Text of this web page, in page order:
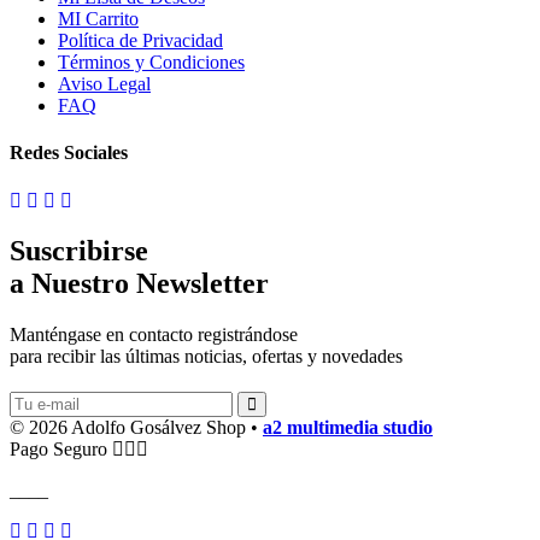
MI Carrito
Política de Privacidad
Términos y Condiciones
Aviso Legal
FAQ
Redes Sociales
Suscribirse
a Nuestro Newsletter
Manténgase en contacto registrándose
para recibir las últimas noticias, ofertas y novedades
© 2026 Adolfo Gosálvez Shop • a2 multimedia studio
Pago Seguro